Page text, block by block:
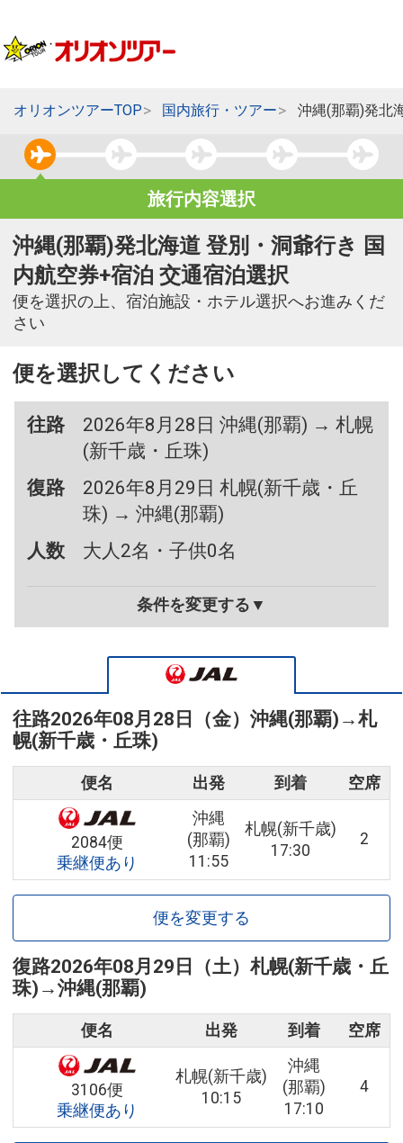
オリオンツアーTOP 国内旅行・ツアー 沖縄(那覇)発北
旅行内容選択
沖縄(那覇)発北海道 登別・洞爺行き 国
内航空券+宿泊 交通宿泊選択
便を選択の上、宿泊施設・ホテル選択へお進みくだ
さい
便を選択してください
往路
2026年8月28日 沖縄(那覇) → 札幌
(新千歳・丘珠)
復路
2026年8月29日 札幌(新千歳・丘
珠) → 沖縄(那覇)
人数
大人2名・子供0名
条件を変更する▼
往路2026年08月28日（金） 沖縄(那覇) →札
幌(新千歳・丘珠)
便名 出発 到着 空席
2084便
乗継便あり
沖縄
(那覇)
11:55
札幌(新千歳)
17:30
2
便を変更する
復路2026年08月29日（土） 札幌(新千歳・丘
珠) →沖縄(那覇)
便名 出発 到着 空席
3106便
乗継便あり
札幌(新千歳)
10:15
沖縄
(那覇)
17:10
4